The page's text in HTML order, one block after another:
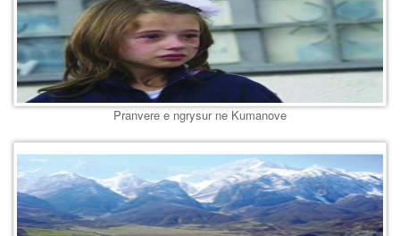
Pranvere e ngrysur ne Kumanove